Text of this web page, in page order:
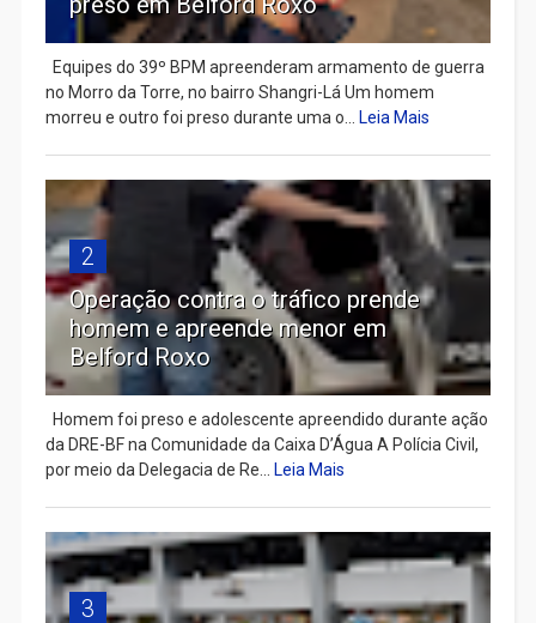
Equipes do 39º BPM apreenderam armamento de guerra
no Morro da Torre, no bairro Shangri-Lá Um homem
morreu e outro foi preso durante uma o...
Leia Mais
2
Operação contra o tráfico prende
homem e apreende menor em
Belford Roxo
Homem foi preso e adolescente apreendido durante ação
da DRE-BF na Comunidade da Caixa D’Água A Polícia Civil,
por meio da Delegacia de Re...
Leia Mais
3